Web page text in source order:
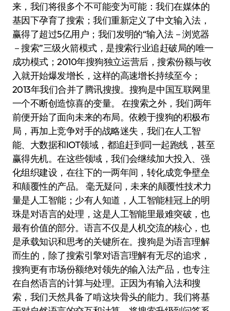
来，我们将很多个不可能变为可能：我们在媒体的
基因下孕育了搜索；我们重新定义了中文输入法，
赢得了超过5亿用户；我们发明的“输入法－浏览器
－搜索”三级火箭模式，是搜索行业追赶破局的唯一
成功模式；2010年搜狗独立运营后，搜索份额与收
入就开始爆发增长，这样的高速增长持续至今；
2013年我们合并了腾讯搜搜。搜狗是中国互联网里
一个不断创造惊喜的变量。 在搜索之外，我们两年
前便开始了面向未来的布局。依赖于搜狗的积极布
局，再加上竞争对手的战略迷失，我们在人工智
能、大数据和IOT领域，都追赶到同一起跑线，甚至
赢得先机。在这些领域，我们会继续加大投入、强
化组织建设，在往下的一两年间，转化成竞争壁垒
和颠覆性的产品。 毫无疑问，未来的颠覆性技术力
量是人工智能；少有人知道，人工智能桂冠上的明
珠是对语言的处理，这是人工智能里最难突破，也
最有价值的部分。语言不仅是人机交流的核心，也
是承载知识和思考的关键所在。搜狗是为语言理解
而生的，除了搜索引擎对语言理解有无尽的追求，
搜狗更有市场份额绝对领先的输入法产品，也专注
在自然语言的计算与处理。正因为有输入法和搜
索，我们天然具备了啃这块骨头的能力。我们将基